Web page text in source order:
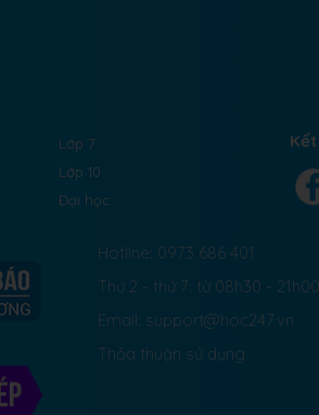
Lớp 7
Lớp 10
Đại học
Hotline: 0973 686 401
Thứ 2 - thứ 7: từ 08h30 - 21h00
Email: support@hoc247.vn
Thỏa thuận sử dụng